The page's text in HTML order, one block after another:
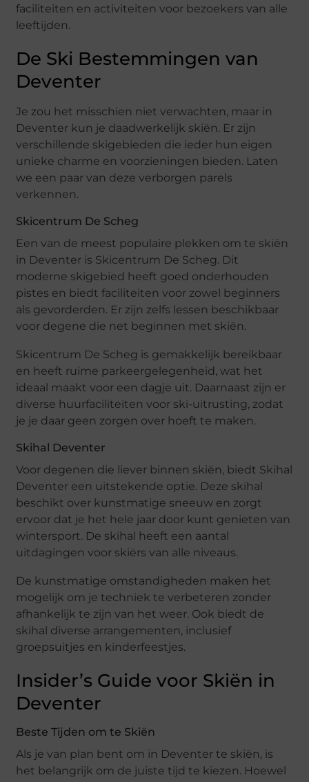
faciliteiten en activiteiten voor bezoekers van alle
leeftijden.
De Ski Bestemmingen van
Deventer
Je zou het misschien niet verwachten, maar in
Deventer kun je daadwerkelijk skiën. Er zijn
verschillende skigebieden die ieder hun eigen
unieke charme en voorzieningen bieden. Laten
we een paar van deze verborgen parels
verkennen.
Skicentrum De Scheg
Een van de meest populaire plekken om te skiën
in Deventer is Skicentrum De Scheg. Dit
moderne skigebied heeft goed onderhouden
pistes en biedt faciliteiten voor zowel beginners
als gevorderden. Er zijn zelfs lessen beschikbaar
voor degene die net beginnen met skiën.
Skicentrum De Scheg is gemakkelijk bereikbaar
en heeft ruime parkeergelegenheid, wat het
ideaal maakt voor een dagje uit. Daarnaast zijn er
diverse huurfaciliteiten voor ski-uitrusting, zodat
je je daar geen zorgen over hoeft te maken.
Skihal Deventer
Voor degenen die liever binnen skiën, biedt Skihal
Deventer een uitstekende optie. Deze skihal
beschikt over kunstmatige sneeuw en zorgt
ervoor dat je het hele jaar door kunt genieten van
wintersport. De skihal heeft een aantal
uitdagingen voor skiërs van alle niveaus.
De kunstmatige omstandigheden maken het
mogelijk om je techniek te verbeteren zonder
afhankelijk te zijn van het weer. Ook biedt de
skihal diverse arrangementen, inclusief
groepsuitjes en kinderfeestjes.
Insider’s Guide voor Skiën in
Deventer
Beste Tijden om te Skiën
Als je van plan bent om in Deventer te skiën, is
het belangrijk om de juiste tijd te kiezen. Hoewel